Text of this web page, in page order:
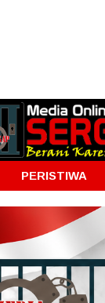
PERISTIWA